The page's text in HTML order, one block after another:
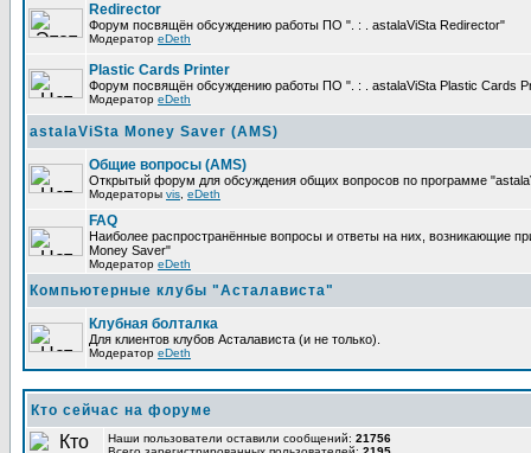
Redirector
Форум посвящён обсуждению работы ПО ". : . astalaViSta Redirector"
Модератор eDeth
Plastic Cards Printer
Форум посвящён обсуждению работы ПО ". : . astalaViSta Plastic Cards
Модератор eDeth
astalaViSta Money Saver (AMS)
Общие вопросы (AMS)
Открытый форум для обсуждения общих вопросов по программе
Модераторы vis eDeth
FAQ
Наиболее распространённые вопросы и ответы на них, возникающие
Money Saver"
Модератор eDeth
Компьютерные клубы "Асталависта"
Клубная болталка
Для клиентов клубов Асталависта (и не только).
Модератор eDeth
Кто сейчас на форуме
Наши пользователи оставили сообщений: 21756